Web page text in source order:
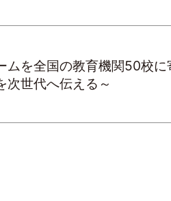
ムを全国の教育機関50校に
次世代へ伝える～